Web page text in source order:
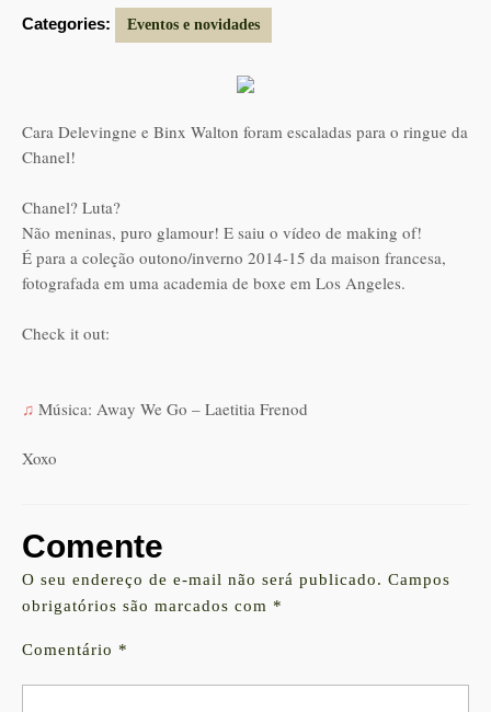
Categories: Eventos e novidades
Cara Delevingne e Binx Walton foram escaladas para o ringue da
Chanel!
Chanel? Luta?
Não meninas, puro glamour! E saiu o vídeo de making of!
É para a coleção outono/inverno 2014-15 da maison francesa,
fotografada em uma academia de boxe em Los Angeles.
Check it out:
♫ Música: Away We Go – Laetitia Frenod
Xoxo
Comente
O seu endereço de e-mail não será publicado. Campos
obrigatórios são marcados com *
Comentário *